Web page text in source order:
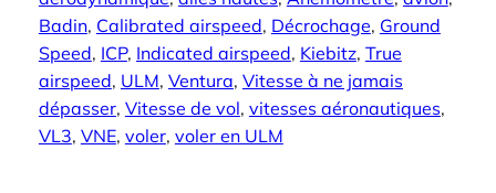
Badin, Calibrated airspeed, Décrochage, Ground
Speed, ICP, Indicated airspeed, Kiebitz, True
airspeed, ULM, Ventura, Vitesse à ne jamais
dépasser, Vitesse de vol, vitesses aéronautiques
VL3, VNE, voler, voler en ULM